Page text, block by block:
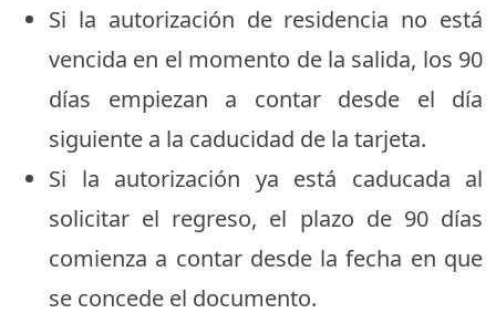
Si la autorización de residencia no está
vencida en el momento de la salida, los 90
días empiezan a contar desde el día
siguiente a la caducidad de la tarjeta.
Si la autorización ya está caducada al
solicitar el regreso, el plazo de 90 días
comienza a contar desde la fecha en que
se concede el documento.